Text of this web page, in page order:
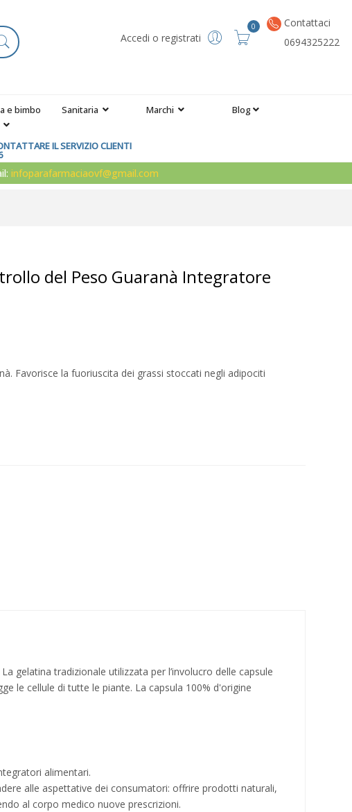
Accedi o registrati
0
Contattaci
0694325222
e bimbo Sanitaria Marchi Blog
IL SERVIZIO CLIENTI
infoparafarmaciaovf@gmail.com
del Peso Guaranà Integratore
Favorisce la fuoriuscita dei grassi stoccati negli adipociti
gelatina tradizionale utilizzata per l’involucro delle capsule
le cellule di tutte le piante. La capsula 100% d'origine
alimentari.
alle aspettative dei consumatori: offrire prodotti naturali,
al corpo medico nuove prescrizioni.